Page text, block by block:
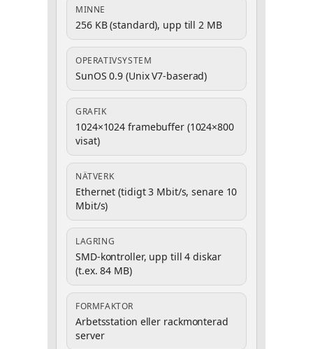
MINNE
256 KB (standard), upp till 2 MB
OPERATIVSYSTEM
SunOS 0.9 (Unix V7-baserad)
GRAFIK
1024×1024 framebuffer (1024×800
visat)
NÄTVERK
Ethernet (tidigt 3 Mbit/s, senare 10
Mbit/s)
LAGRING
SMD-kontroller, upp till 4 diskar
(t.ex. 84 MB)
FORMFAKTOR
Arbetsstation eller rackmonterad
server